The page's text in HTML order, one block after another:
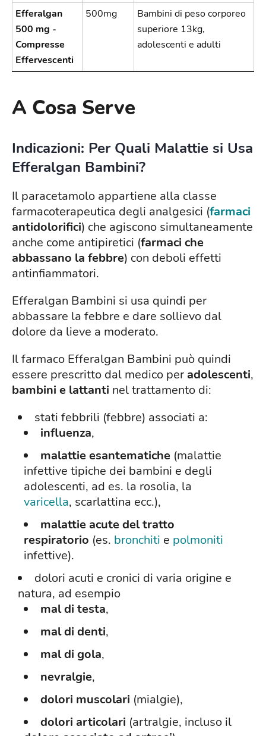
Efferalgan
500 mg -
Compresse
Effervescenti
500mg
Bambini di peso corporeo
superiore 13kg,
adolescenti e adulti
A Cosa Serve
Indicazioni: Per Quali Malattie si Usa
Efferalgan Bambini?
Il paracetamolo appartiene alla classe
farmacoterapeutica degli analgesici (farmaci
antidolorifici) che agiscono simultaneamente
anche come antipiretici (farmaci che
abbassano la febbre) con deboli effetti
antinfiammatori.
Efferalgan Bambini si usa quindi per
abbassare la febbre e dare sollievo dal
dolore da lieve a moderato.
Il farmaco Efferalgan Bambini può quindi
essere prescritto dal medico per adolescenti,
bambini e lattanti nel trattamento di:
stati febbrili (febbre) associati a:
influenza,
malattie esantematiche (malattie
infettive tipiche dei bambini e degli
adolescenti, ad es. la rosolia, la
varicella, scarlattina ecc.),
malattie acute del tratto
respiratorio (es. bronchiti e polmoniti
infettive).
dolori acuti e cronici di varia origine e
natura, ad esempio
mal di testa,
mal di denti,
mal di gola,
nevralgie,
dolori muscolari (mialgie),
dolori articolari (artralgie, incluso il